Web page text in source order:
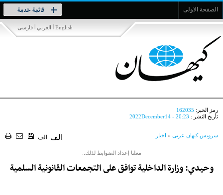
الصفحة الاولى قائمة خدمة
Toggle
navigation
فارسی | العربي | English
رمز الخبر: 162035
تأريخ النشر : 2022December14 - 20:23
سرویس کیهان عربی » اخبار الف الف
معلنا إعداد الضوابط لذلك..
وحيدي: وزارة الداخلية توافق على التجمعات القانونية السلمية